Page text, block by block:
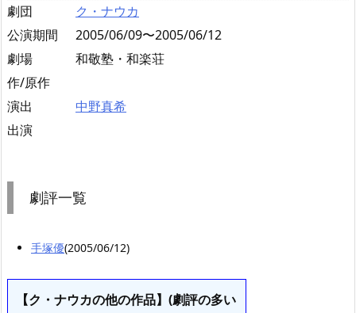
劇団
ク・ナウカ
公演期間
2005/06/09〜2005/06/12
劇場
和敬塾・和楽荘
作/原作
演出
中野真希
出演
劇評一覧
手塚優(2005/06/12)
【ク・ナウカの他の作品】(劇評の多い